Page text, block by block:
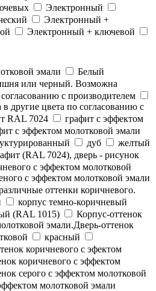
Электронный
Электронный +
Электронный + ключевой
эмали
Белый
или черный. Возможна
с производителем
другие цвета по согласованию с
RAL 7024
графит с эффектом
с эффектом молотковой эмали
дуб
желтый
(RAL 7024), дверь - рисунок
с эффектом молотковой
с эффектом молотковой эмали
оттенки коричневого.
корпус темно-коричневый
(RAL 1015)
Корпус-оттенок
эмали.Дверь-оттенок
красный
коричневого с эфектом
коричневого с эффектом
серого с эффектом молотковой
молотковой эмали